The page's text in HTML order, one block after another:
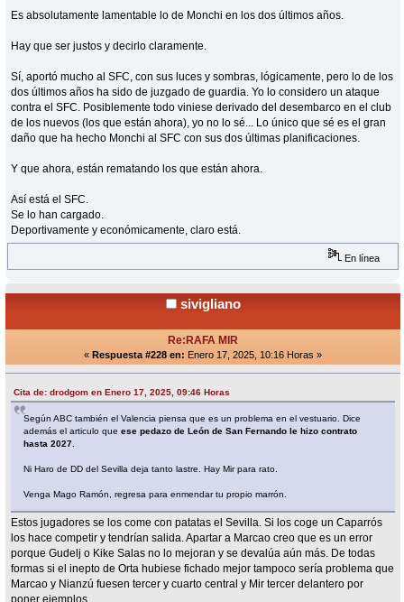
Es absolutamente lamentable lo de Monchi en los dos últimos años.
Hay que ser justos y decirlo claramente.
Sí, aportó mucho al SFC, con sus luces y sombras, lógicamente, pero lo de los
dos últimos años ha sido de juzgado de guardia. Yo lo considero un ataque
contra el SFC. Posiblemente todo viniese derivado del desembarco en el club
de los nuevos (los que están ahora), yo no lo sé... Lo único que sé es el gran
daño que ha hecho Monchi al SFC con sus dos últimas planificaciones.
Y que ahora, están rematando los que están ahora.
Así está el SFC.
Se lo han cargado.
Deportivamente y económicamente, claro está.
En línea
sivigliano
Re:RAFA MIR
« Respuesta #228 en: Enero 17, 2025, 10:16 Horas »
Cita de: drodgom en Enero 17, 2025, 09:46 Horas
Según ABC también el Valencia piensa que es un problema en el vestuario. Dice
además el articulo queese pedazo de León de San Fernando le hizo contrato
hasta 2027
Ni Haro de DD del Sevilla deja tanto lastre. Hay Mir para rato.
Venga Mago Ramón, regresa para enmendar tu propio marrón.
Estos jugadores se los come con patatas el Sevilla. Si los coge un Caparrós
los hace competir y tendrían salida. Apartar a Marcao creo que es un error
porque Gudelj o Kike Salas no lo mejoran y se devalúa aún más. De todas
formas si el inepto de Orta hubiese fichado mejor tampoco sería problema que
Marcao y Nianzú fuesen tercer y cuarto central y Mir tercer delantero por
poner ejemplos.